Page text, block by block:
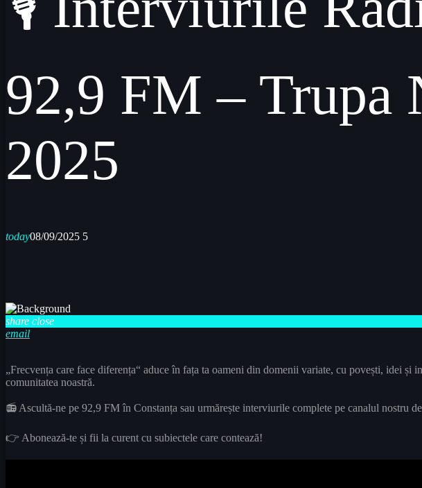
92,9 FM – Trupa
2025
today08/09/2025 5
share close
email
„Frecvența care face diferența“ aduce în fața ta oameni din domenii variate, cu povești, idei
comunitatea noastră.
📻 Ascultă-ne pe 92,9 FM în Constanța sau urmărește interviurile complete pe canalul nostru
👉 Abonează-te și fii la curent cu subiectele care contează!